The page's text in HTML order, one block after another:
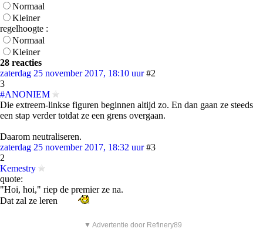
Normaal
Kleiner
regelhoogte :
Normaal
Kleiner
28 reacties
zaterdag 25 november 2017, 18:10 uur #2
3
#ANONIEM
Die extreem-linkse figuren beginnen altijd zo. En dan gaan ze steeds
een stap verder totdat ze een grens overgaan.
Daarom neutraliseren.
zaterdag 25 november 2017, 18:32 uur #3
2
Kemestry
quote:
"Hoi, hoi," riep de premier ze na.
Dat zal ze leren
▼ Advertentie door Refinery89